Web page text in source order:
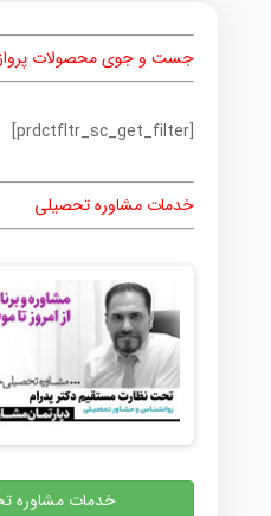
جست و جوی محصولات پرواز
[prdctfltr_sc_get_filter]
خدمات مشاوره تحصیلی
خدمات مشاوره